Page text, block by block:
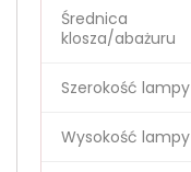
Średnica
klosza/abażuru
Szerokość lampy
Wysokość lampy